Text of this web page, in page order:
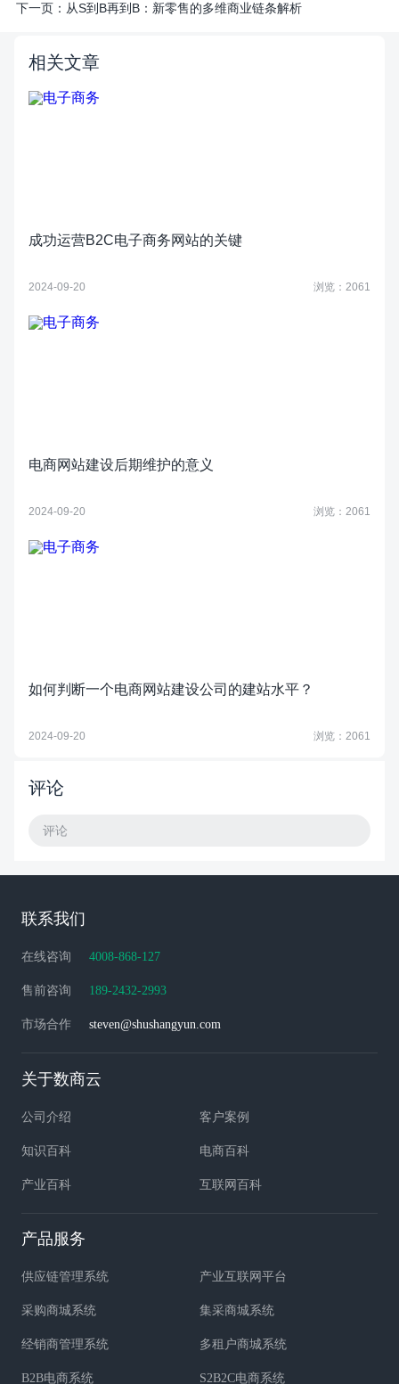
下一页： 从S到B再到B：新零售的多维商业链条解析
相关文章
成功运营B2C电子商务网站的关键
2024-09-20 浏览：2061
电商网站建设后期维护的意义
2024-09-20 浏览：2061
如何判断一个电商网站建设公司的建站水平？
2024-09-20 浏览：2061
评论
评论
联系我们
在线咨询 4008-868-127
售前咨询 189-2432-2993
市场合作 steven@shushangyun.com
关于数商云
公司介绍 客户案例
知识百科 电商百科
产业百科 互联网百科
产品服务
供应链管理系统 产业互联网平台
采购商城系统 集采商城系统
经销商管理系统 多租户商城系统
B2B电商系统 S2B2C电商系统